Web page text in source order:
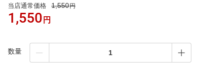
当店通常価格 1,550円
1,550 円
数量